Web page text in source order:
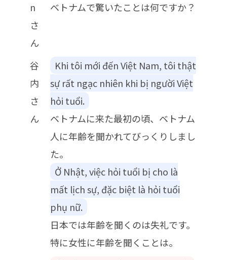
n
さ
ん
ベトナムで驚いたことは何ですか？
谷
内
さ
ん
Khi tôi mới đến Việt Nam, tôi thật
sự rất ngạc nhiên khi bị người Việt
hỏi tuổi.
ベトナムに来た最初の頃、ベトナム
人に年齢を聞かれてびっくりしまし
た。
Ở Nhật, việc hỏi tuổi bị cho là
mất lịch sự, đặc biệt là hỏi tuổi
phụ nữ.
日本では年齢を聞くのは失礼です。
特に女性に年齢を聞くことは。